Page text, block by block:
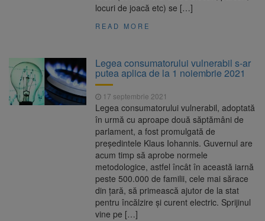
locuri de joacă etc) se […]
READ MORE
Legea consumatorului vulnerabil s-ar
putea aplica de la 1 noiembrie 2021
17 septembrie 2021
Legea consumatorului vulnerabil, adoptată
în urmă cu aproape două săptămâni de
parlament, a fost promulgată de
preşedintele Klaus Iohannis. Guvernul are
acum timp să aprobe normele
metodologice, astfel încât în această iarnă
peste 500.000 de familii, cele mai sărace
din ţară, să primească ajutor de la stat
pentru încălzire şi curent electric. Sprijinul
vine pe […]